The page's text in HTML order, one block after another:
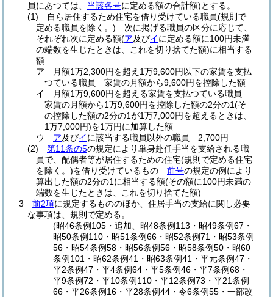
員にあつては、 当該各号に定める額の合計額)とする。
(1)
自ら居住するため住宅を借り受けている職員(規則で
定める職員を除く。) 次に掲げる職員の区分に応じて、
それぞれ次に定める額(ア及びイに定める額に100円未満
の端数を生じたときは、これを切り捨てた額)に相当する
額
ア
月額1万2,300円を超え1万9,600円以下の家賃を支払
つている職員 家賃の月額から9,600円を控除した額
イ
月額1万9,600円を超える家賃を支払つている職員
家賃の月額から1万9,600円を控除した額の2分の1(そ
の控除した額の2分の1が1万7,000円を超えるときは、
1万7,000円)を1万円に加算した額
ウ
ア及びイに該当する職員以外の職員 2,700円
(2)
第11条の5の規定により単身赴任手当を支給される職
員で、配偶者等が居住するための住宅(規則で定める住宅
を除く。)を借り受けているもの 前号の規定の例により
算出した額の2分の1に相当する額(その額に100円未満の
端数を生じたときは、これを切り捨てた額)
3
前2項に規定するもののほか、住居手当の支給に関し必要
な事項は、規則で定める。
(昭46条例105・追加、昭48条例113・昭49条例67・
昭50条例110・昭51条例66・昭52条例71・昭53条例
56・昭54条例58・昭56条例56・昭58条例50・昭60
条例101・昭62条例41・昭63条例41・平元条例47・
平2条例47・平4条例64・平5条例46・平7条例68・
平9条例72・平10条例110・平12条例73・平21条例
66・平26条例16・平28条例44・令6条例55・一部改